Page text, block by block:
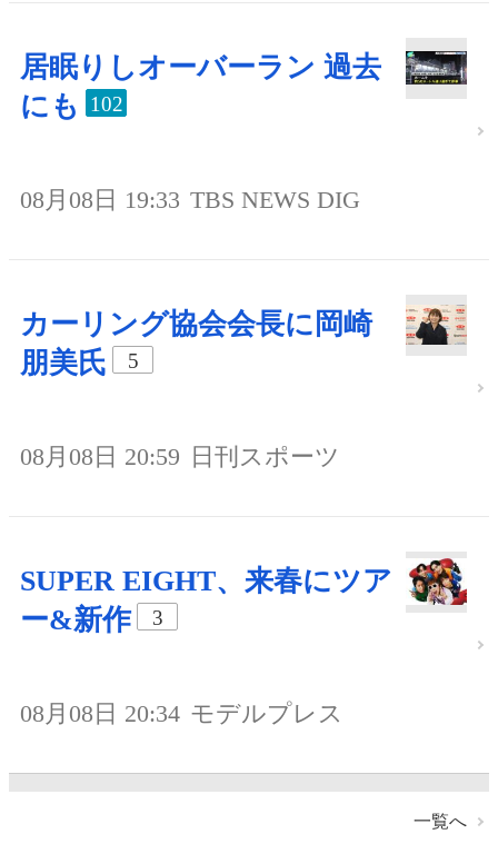
居眠りしオーバーラン 過去
にも
102
08月08日 19:33 TBS NEWS DIG
カーリング協会会長に岡崎
朋美氏
5
08月08日 20:59 日刊スポーツ
SUPER EIGHT、来春にツア
ー&新作
3
08月08日 20:34 モデルプレス
一覧へ